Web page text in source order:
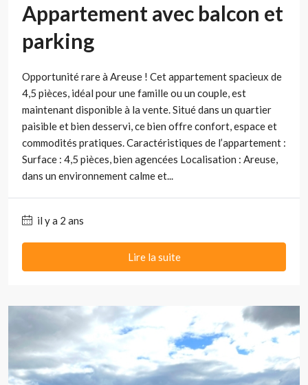
Appartement avec balcon et
parking
Opportunité rare à Areuse ! Cet appartement spacieux de
4,5 pièces, idéal pour une famille ou un couple, est
maintenant disponible à la vente. Situé dans un quartier
paisible et bien desservi, ce bien offre confort, espace et
commodités pratiques. Caractéristiques de l’appartement :
Surface : 4,5 pièces, bien agencées Localisation : Areuse,
dans un environnement calme et...
il y a 2 ans
Lire la suite